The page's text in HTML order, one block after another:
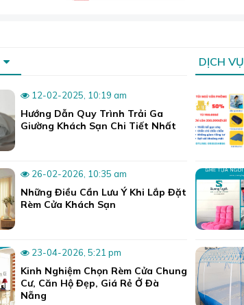
12-02-2025, 10:19 am
Hướng Dẫn Quy Trình Trải Ga
Giường Khách Sạn Chi Tiết Nhất
26-02-2026, 10:35 am
Những Điều Cần Lưu Ý Khi Lắp Đặt
Rèm Cửa Khách Sạn
23-04-2026, 5:21 pm
Kinh Nghiệm Chọn Rèm Cửa Chung
Cư, Căn Hộ Đẹp, Giá Rẻ Ở Đà
Nẵng
DỊCH VỤ